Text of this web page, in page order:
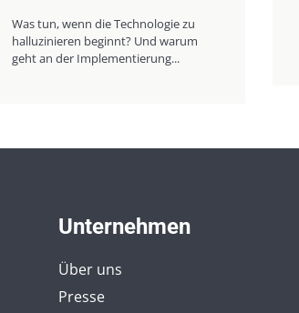
Was tun, wenn die Technologie zu
halluzinieren beginnt? Und warum
geht an der Implementierung...
Unternehmen
Über uns
Presse